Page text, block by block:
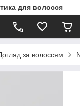
для волосся
за волоссям